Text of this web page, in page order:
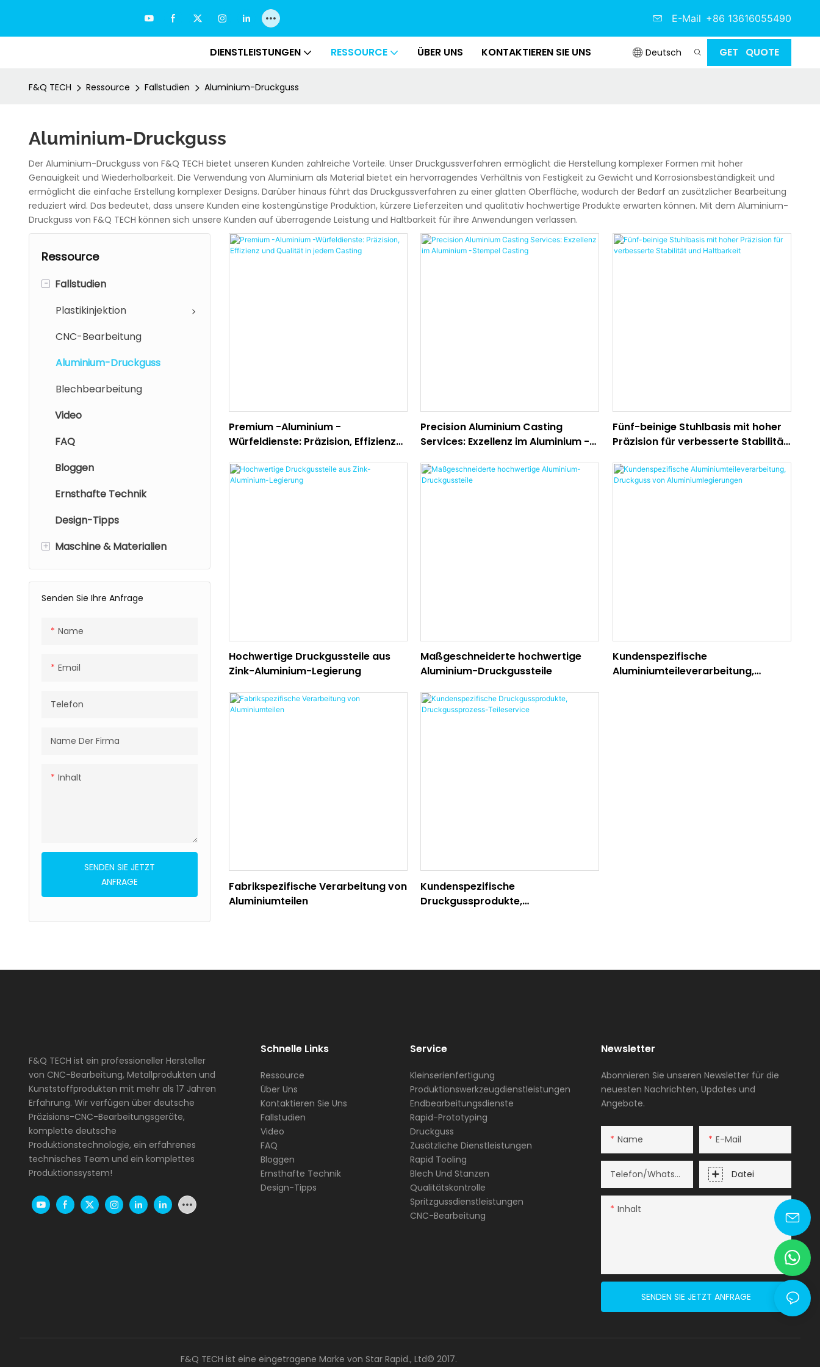
E-Mail +86 13616055490
DIENSTLEISTUNGEN RESSOURCE ÜBER UNS KONTAKTIEREN SIE UNS Deutsch GET QUOTE
F&Q TECH Ressource Fallstudien Aluminium-Druckguss
Aluminium-Druckguss
Der Aluminium-Druckguss von F&Q TECH bietet unseren Kunden zahlreiche Vorteile. Unser Druckgussverfahren ermöglicht die Herstellung komplexer Formen mit hoher
Genauigkeit und Wiederholbarkeit. Die Verwendung von Aluminium als Material bietet ein hervorragendes Verhältnis von Festigkeit zu Gewicht und Korrosionsbeständigkeit und
ermöglicht die einfache Erstellung komplexer Designs. Darüber hinaus führt das Druckgussverfahren zu einer glatten Oberfläche, wodurch der Bedarf an zusätzlicher Bearbeitung
reduziert wird. Das bedeutet, dass unsere Kunden eine kostengünstige Produktion, kürzere Lieferzeiten und qualitativ hochwertige Produkte erwarten können. Mit dem Aluminium-
Druckguss von F&Q TECH können sich unsere Kunden auf überragende Leistung und Haltbarkeit für ihre Anwendungen verlassen.
Ressource
-
Fallstudien
Plastikinjektion
CNC-Bearbeitung
Aluminium-Druckguss
Blechbearbeitung
Video
FAQ
Bloggen
Ernsthafte Technik
Design-Tipps
+ Maschine & Materialien
Vakuumguss
CNC-Bearbeitung
Kunststoff-Spritzguss
Senden Sie Ihre Anfrage
Name
Email
Telefon
Name Der Firma
Inhalt
SENDEN SIE JETZT
ANFRAGE
Premium -Aluminium -
Würfeldienste: Präzision, Effizienz
Precision Aluminium Casting
Services: Exzellenz im Aluminium -
Fünf-beinige Stuhlbasis mit hoher
Präzision für verbesserte Stabilität
Hochwertige Druckgussteile aus
Zink-Aluminium-Legierung
Maßgeschneiderte hochwertige
Aluminium-Druckgussteile
Kundenspezifische
Aluminiumteileverarbeitung,
Fabrikspezifische Verarbeitung von
Aluminiumteilen
Kundenspezifische
Druckgussprodukte,
F&Q TECH ist ein professioneller Hersteller
von CNC-Bearbeitung, Metallprodukten und
Kunststoffprodukten mit mehr als 17 Jahren
Erfahrung. Wir verfügen über deutsche
Präzisions-CNC-Bearbeitungsgeräte,
komplette deutsche
Produktionstechnologie, ein erfahrenes
technisches Team und ein komplettes
Produktionssystem!
Schnelle Links
Ressource
Über Uns
Kontaktieren Sie Uns
Fallstudien
Video
FAQ
Bloggen
Ernsthafte Technik
Design-Tipps
Service
Kleinserienfertigung
Produktionswerkzeugdienstleistungen
Endbearbeitungsdienste
Rapid-Prototyping
Druckguss
Zusätzliche Dienstleistungen
Rapid Tooling
Blech Und Stanzen
Qualitätskontrolle
Spritzgussdienstleistungen
CNC-Bearbeitung
Newsletter
Abonnieren Sie unseren Newsletter für die
neuesten Nachrichten, Updates und
Angebote.
Name E-Mail
Telefon/WhatsApp Datei
Inhalt
SENDEN SIE JETZT ANFRAGE
F&Q TECH ist eine eingetragene Marke von Star Rapid., Ltd© 2017.